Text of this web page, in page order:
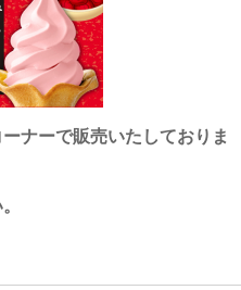
ナーで販売いたしておりま